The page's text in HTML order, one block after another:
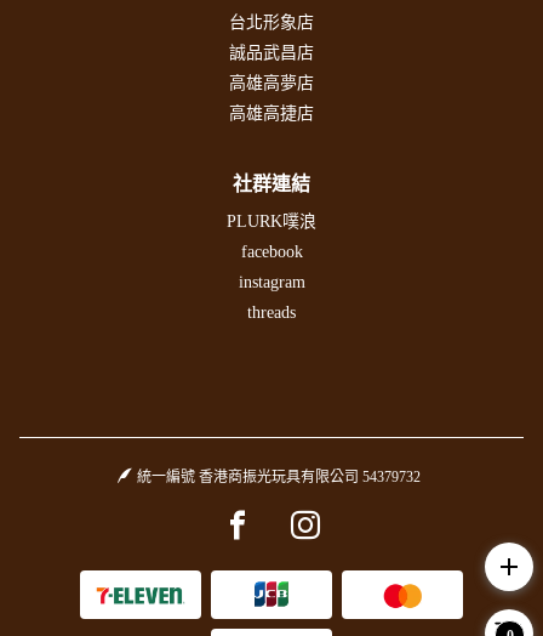
台北形象店
誠品武昌店
高雄高夢店
高雄高捷店
社群連結
PLURK噗浪
facebook
instagram
threads
統一編號 香港商振光玩具有限公司 54379732
Facebook pageInstagram page
add